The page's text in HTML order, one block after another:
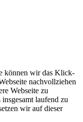
können wir das Klick-
nachvollziehen
Webseite zu
laufend zu
wir auf dieser